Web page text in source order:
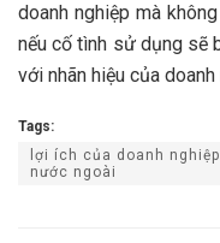
doanh nghiệp mà
nếu cố tình sử dụng sẽ
với nhãn hiệu của doanh
Tags:
lợi ích của doanh
nước ngoài